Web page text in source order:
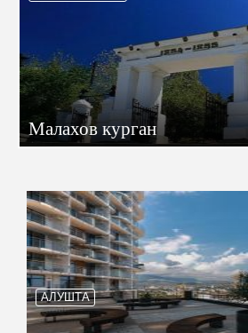
Малахов курган
АЛУШТА